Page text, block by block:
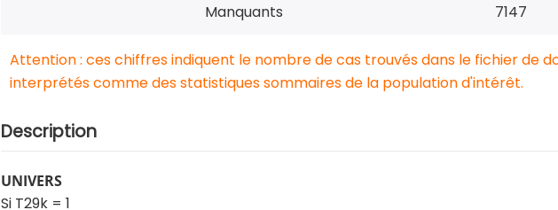
Manquants 7147
Attention : ces chiffres indiquent le nombre de cas trouvés dans le fichier de
interprétés comme des statistiques sommaires de la population d'intérêt.
Description
UNIVERS
Si T29k = 1